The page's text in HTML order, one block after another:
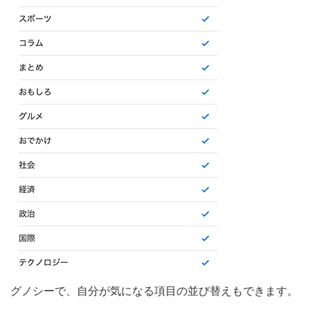
グノシーで、自分が気になる項目の並び替えもできます。